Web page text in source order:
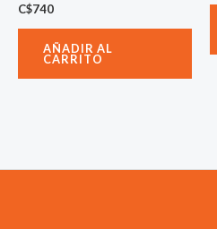
C$740
AÑADIR AL
CARRITO